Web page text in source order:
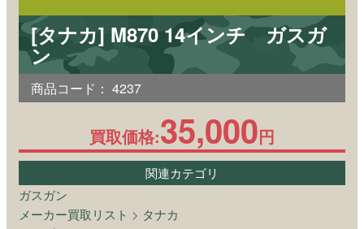
[タナカ] M870 14インチ ガスガ
ン
商品コード： 4237
買取価格:35,000円
関連カテゴリ
ガスガン
メーカー買取リスト > タナカ